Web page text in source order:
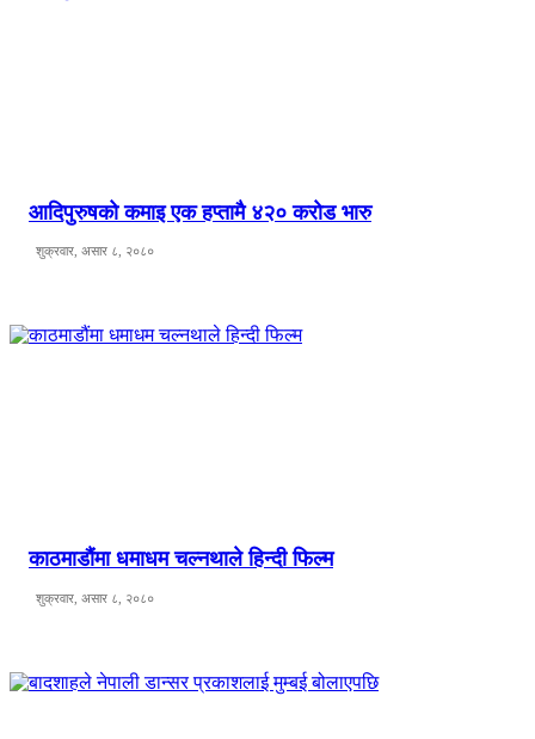
आदिपुरुषको कमाइ एक हप्तामै ४२० करोड भारु
शुक्रवार, असार ८, २०८०
काठमाडौंमा धमाधम चल्नथाले हिन्दी फिल्म
शुक्रवार, असार ८, २०८०